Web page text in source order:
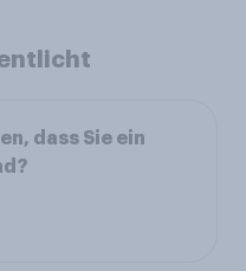
dass Sie ein